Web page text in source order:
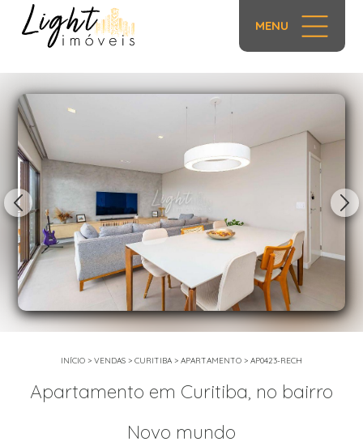
MENU
INÍCIO > VENDAS > CURITIBA > APARTAMENTO > AP0423-RECH
Apartamento em Curitiba, no bairro
Novo mundo